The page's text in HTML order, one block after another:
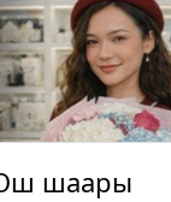
Ош шаары